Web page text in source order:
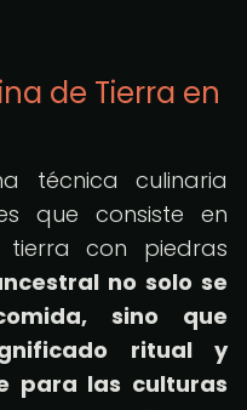
de Tierra en
técnica culinaria
que consiste en
con piedras
no solo se
sino que
ritual y
para las culturas